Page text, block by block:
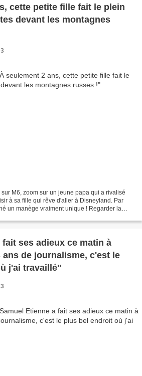
cette petite fille fait le plein
devant les montagnes
M6, zoom sur un jeune papa qui a rivalisé
à sa fille qui rêve d'aller à Disneyland. Par
un manège vraiment unique ! Regarder la
ses adieux ce matin à
ans de journalisme, c'est le
j'ai travaillé"